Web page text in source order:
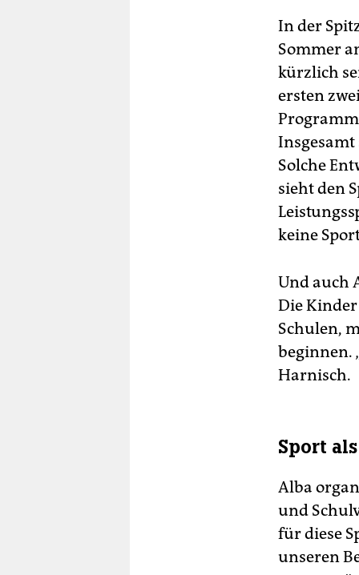
In der
Sommer
kürzlich
ersten
Insgesamt
Solche
sieht den
keine
Und auch
Die
Schulen,
beginnen.
Harnisch.
Sport
Alba
und
für diese
unseren